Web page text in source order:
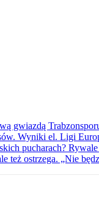
gwiazdą
Wyniki el. Ligi
pucharach?
też ostrzega. „Nie